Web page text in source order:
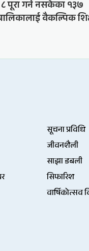
पूरा गर्न नसकेका १३७
वैकल्पिक
सूचना प्रविधि
जीवनशैली
साझा डबली
सिफारिश
वार्षिकोत्सव